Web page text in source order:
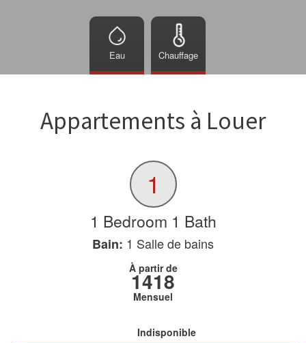
Eau Chauffage
Appartements à Louer
1
1 Bedroom 1 Bath
Bain: 1 Salle de bains
À partir de
1418
Mensuel
Indisponible